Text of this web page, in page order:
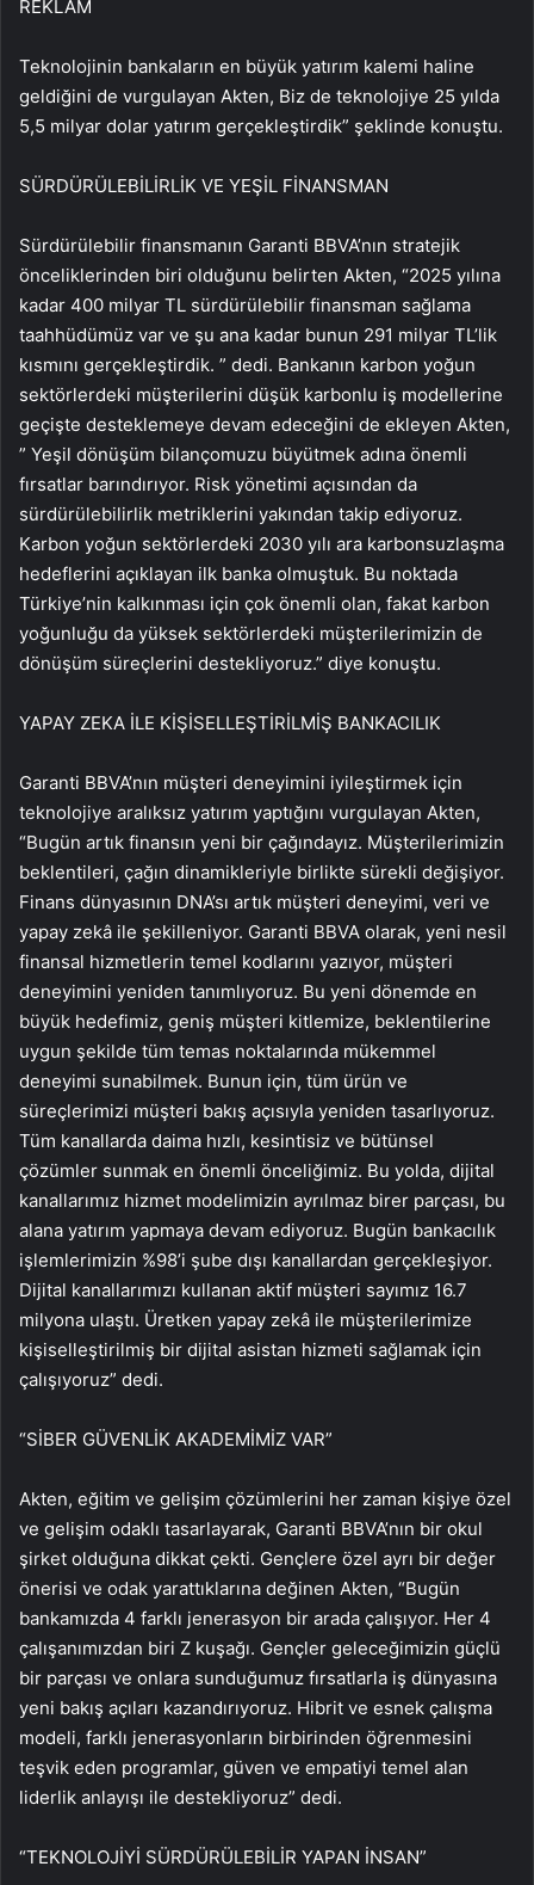
REKLAM
Teknolojinin bankaların en büyük yatırım kalemi haline
geldiğini de vurgulayan Akten, Biz de teknolojiye 25 yılda
5,5 milyar dolar yatırım gerçekleştirdik” şeklinde konuştu.
SÜRDÜRÜLEBİLİRLİK VE YEŞİL FİNANSMAN
Sürdürülebilir finansmanın Garanti BBVA’nın stratejik
önceliklerinden biri olduğunu belirten Akten, “2025 yılına
kadar 400 milyar TL sürdürülebilir finansman sağlama
taahhüdümüz var ve şu ana kadar bunun 291 milyar TL’lik
kısmını gerçekleştirdik. ” dedi. Bankanın karbon yoğun
sektörlerdeki müşterilerini düşük karbonlu iş modellerine
geçişte desteklemeye devam edeceğini de ekleyen Akten,
” Yeşil dönüşüm bilançomuzu büyütmek adına önemli
fırsatlar barındırıyor. Risk yönetimi açısından da
sürdürülebilirlik metriklerini yakından takip ediyoruz.
Karbon yoğun sektörlerdeki 2030 yılı ara karbonsuzlaşma
hedeflerini açıklayan ilk banka olmuştuk. Bu noktada
Türkiye’nin kalkınması için çok önemli olan, fakat karbon
yoğunluğu da yüksek sektörlerdeki müşterilerimizin de
dönüşüm süreçlerini destekliyoruz.” diye konuştu.
YAPAY ZEKA İLE KİŞİSELLEŞTİRİLMİŞ BANKACILIK
Garanti BBVA’nın müşteri deneyimini iyileştirmek için
teknolojiye aralıksız yatırım yaptığını vurgulayan Akten,
“Bugün artık finansın yeni bir çağındayız. Müşterilerimizin
beklentileri, çağın dinamikleriyle birlikte sürekli değişiyor.
Finans dünyasının DNA’sı artık müşteri deneyimi, veri ve
yapay zekâ ile şekilleniyor. Garanti BBVA olarak, yeni nesil
finansal hizmetlerin temel kodlarını yazıyor, müşteri
deneyimini yeniden tanımlıyoruz. Bu yeni dönemde en
büyük hedefimiz, geniş müşteri kitlemize, beklentilerine
uygun şekilde tüm temas noktalarında mükemmel
deneyimi sunabilmek. Bunun için, tüm ürün ve
süreçlerimizi müşteri bakış açısıyla yeniden tasarlıyoruz.
Tüm kanallarda daima hızlı, kesintisiz ve bütünsel
çözümler sunmak en önemli önceliğimiz. Bu yolda, dijital
kanallarımız hizmet modelimizin ayrılmaz birer parçası, bu
alana yatırım yapmaya devam ediyoruz. Bugün bankacılık
işlemlerimizin %98’i şube dışı kanallardan gerçekleşiyor.
Dijital kanallarımızı kullanan aktif müşteri sayımız 16.7
milyona ulaştı. Üretken yapay zekâ ile müşterilerimize
kişiselleştirilmiş bir dijital asistan hizmeti sağlamak için
çalışıyoruz” dedi.
“SİBER GÜVENLİK AKADEMİMİZ VAR”
Akten, eğitim ve gelişim çözümlerini her zaman kişiye özel
ve gelişim odaklı tasarlayarak, Garanti BBVA’nın bir okul
şirket olduğuna dikkat çekti. Gençlere özel ayrı bir değer
önerisi ve odak yarattıklarına değinen Akten, “Bugün
bankamızda 4 farklı jenerasyon bir arada çalışıyor. Her 4
çalışanımızdan biri Z kuşağı. Gençler geleceğimizin güçlü
bir parçası ve onlara sunduğumuz fırsatlarla iş dünyasına
yeni bakış açıları kazandırıyoruz. Hibrit ve esnek çalışma
modeli, farklı jenerasyonların birbirinden öğrenmesini
teşvik eden programlar, güven ve empatiyi temel alan
liderlik anlayışı ile destekliyoruz” dedi.
“TEKNOLOJİYİ SÜRDÜRÜLEBİLİR YAPAN İNSAN”